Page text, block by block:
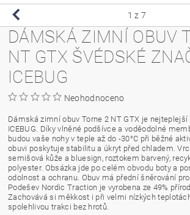
1 z 7
DÁMSKÁ ZIMNÍ OBUV
NT GTX ŠVÉDSKÉ
ICEBUG
Neohodnoceno
Dámská zimní obuv Torne 2 NT GTX je
ICEBUG. Díky vlněné podšívce a voděodolné
budou vaše nohy v teple až do -30°C při běžné
obuvi poskytuje stabilitu a úkryt před chladem.
semišová kůže a bluesign, roztokem barvený,
polyester. Obsázka jde po celém obvodu boty a
odolnost a ochranu. Obuv má přední šněrování
Podešev Nordic Traction je vyrobena ze 49%
Zachovává si měkkost i při velmi nízkých
spolehlivou trakci bez hrotů.